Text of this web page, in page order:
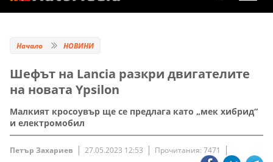
Начало НОВИНИ
Шефът на Lancia разкри двигателите
на новата Ypsilon
Малкият кросоувър ще се предлага като „мек хибрид“
и електромобил
Петър Захариев 27.05.2023 12:53 Прочитания: 7471